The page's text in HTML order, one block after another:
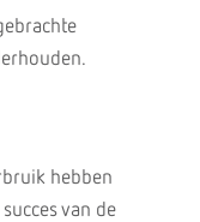
hebben
van de